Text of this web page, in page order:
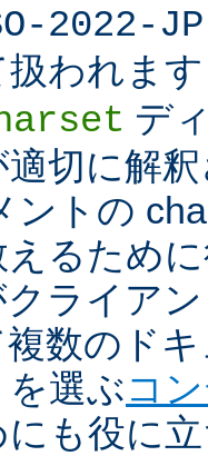
2022-JP
われま
デ
切に解
ントの
るため
ライア
数のド
を選ぶコ
も役に